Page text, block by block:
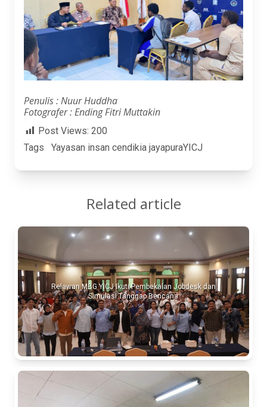
Penulis : Nuur Huddha
Fotografer : Ending Fitri Muttakin
Post Views: 200
Tags
Yayasan insan cendikia jayapuraYICJ
Related article
Relawan MBG YICJ Ikuti Pembekalan Jobdesk dan
Simulasi Tanggap Bencana